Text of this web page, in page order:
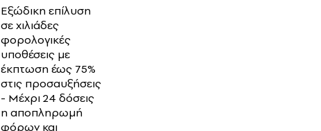
Εξώδικη επίλυση
σε χιλιάδες
φορολογικές
υποθέσεις με
έκπτωση έως 75%
στις προσαυξήσεις
- Μέχρι 24 δόσεις
η αποπληρωμή
φόρων και